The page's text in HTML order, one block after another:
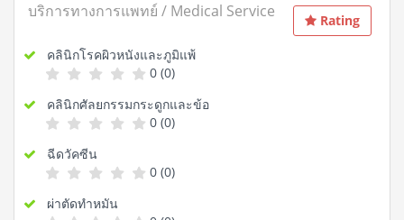
Rating
บริการทางการแพทย์ / Medical Service
คลินิกโรคผิวหนังและภูมิแพ้
0 (0)
คลินิกศัลยกรรมกระดูกและข้อ
0 (0)
ฉีดวัคซีน
0 (0)
ผ่าตัดทำหมัน